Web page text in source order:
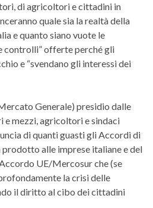
di agricoltori e cittadini in
quale sia la realtà della
e quanto siano vuote le
controlli” offerte perché gli
e “svendano gli interessi dei
Generale) presidio dalle
e mezzi, agricoltori e sindaci
di quanti guasti gli Accordi di
prodotto alle imprese italiane e del
UE/Mercosur che (se
la crisi delle
il diritto al cibo dei cittadini